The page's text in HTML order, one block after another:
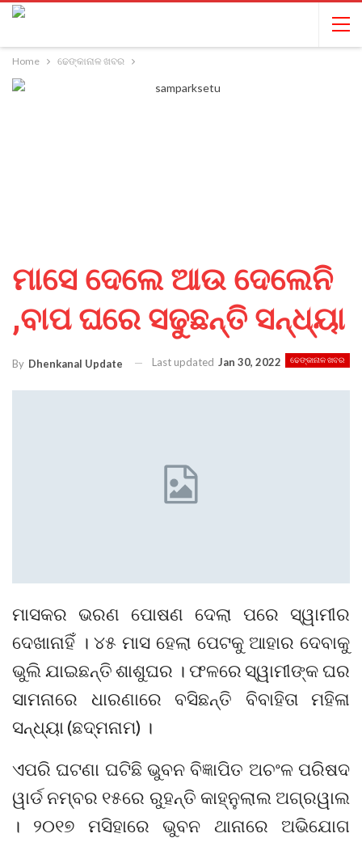
Home ଢେଙ୍କାନାଳ ଖବର
ମାସେ ଦେଲେ ଆଉ ଦେଲେନି
,ବାପ ଘରେ ସଢୁଛନ୍ତି ସନ୍ଧ୍ୟା
ଢେଙ୍କାନାଳ ଖବର
By Dhenkanal Update Last updated Jan 30, 2022
ମାସକର ଭରଣ ପୋଷଣ ଦେଲା ପରେ ସ୍ୱାମୀର
ଦେଖାନାହିଁ । ୪୫ ମାସ ହେଲା ପେଟକୁ ଆହାର ଦେବାକୁ
ଭୁଲି ଯାଇଛନ୍ତି ଶାଶୁଘର । ଫଳରେ ସ୍ୱାମୀଙ୍କ ଘର
ସାମନାରେ ଧାରଣାରେ ବସିଛନ୍ତି ବିବାହିତା ମହିଳା
ସନ୍ଧ୍ୟା (ଛଦ୍ମନାମ) ।
ଏପରି ଘଟଣା ଘଟିଛି ଭୁବନ ବିଜ୍ଞାପିତ ଅଚଂଳ ପରିଷଦ
ୱାର୍ଡ ନମ୍ବର ୧୫ରେ ରୁହନ୍ତି କାହ୍ନୁଲାଲ ଅଗ୍ରୱାଲ
। ୨୦୧୭ ମସିହାରେ ଭୁବନ ଥାନାରେ ଅଭିଯୋଗ